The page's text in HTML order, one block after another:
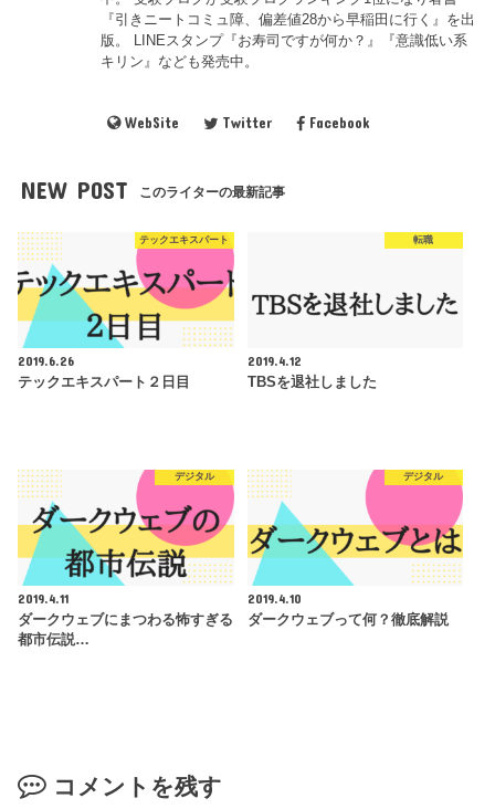
『引きニートコミュ障、偏差値28から早稲田に行く』を出
版。 LINEスタンプ『お寿司ですが何か？』『意識低い系
キリン』なども発売中。
WebSite Twitter Facebook
NEW POST このライターの最新記事
テックエキスパート
2019.6.26
テックエキスパート２日目
転職
2019.4.12
TBSを退社しました
デジタル
2019.4.11
ダークウェブにまつわる怖すぎる
都市伝説…
デジタル
2019.4.10
ダークウェブって何？徹底解説
コメントを残す